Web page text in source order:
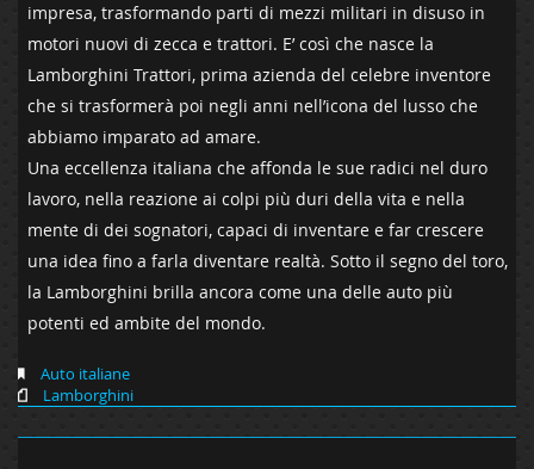
impresa, trasformando parti di mezzi militari in disuso in
motori nuovi di zecca e trattori. E’ così che nasce la
Lamborghini Trattori, prima azienda del celebre inventore
che si trasformerà poi negli anni nell’icona del lusso che
abbiamo imparato ad amare.
Una eccellenza italiana che affonda le sue radici nel duro
lavoro, nella reazione ai colpi più duri della vita e nella
mente di dei sognatori, capaci di inventare e far crescere
una idea fino a farla diventare realtà. Sotto il segno del toro,
la Lamborghini brilla ancora come una delle auto più
potenti ed ambite del mondo.
Auto italiane
Lamborghini